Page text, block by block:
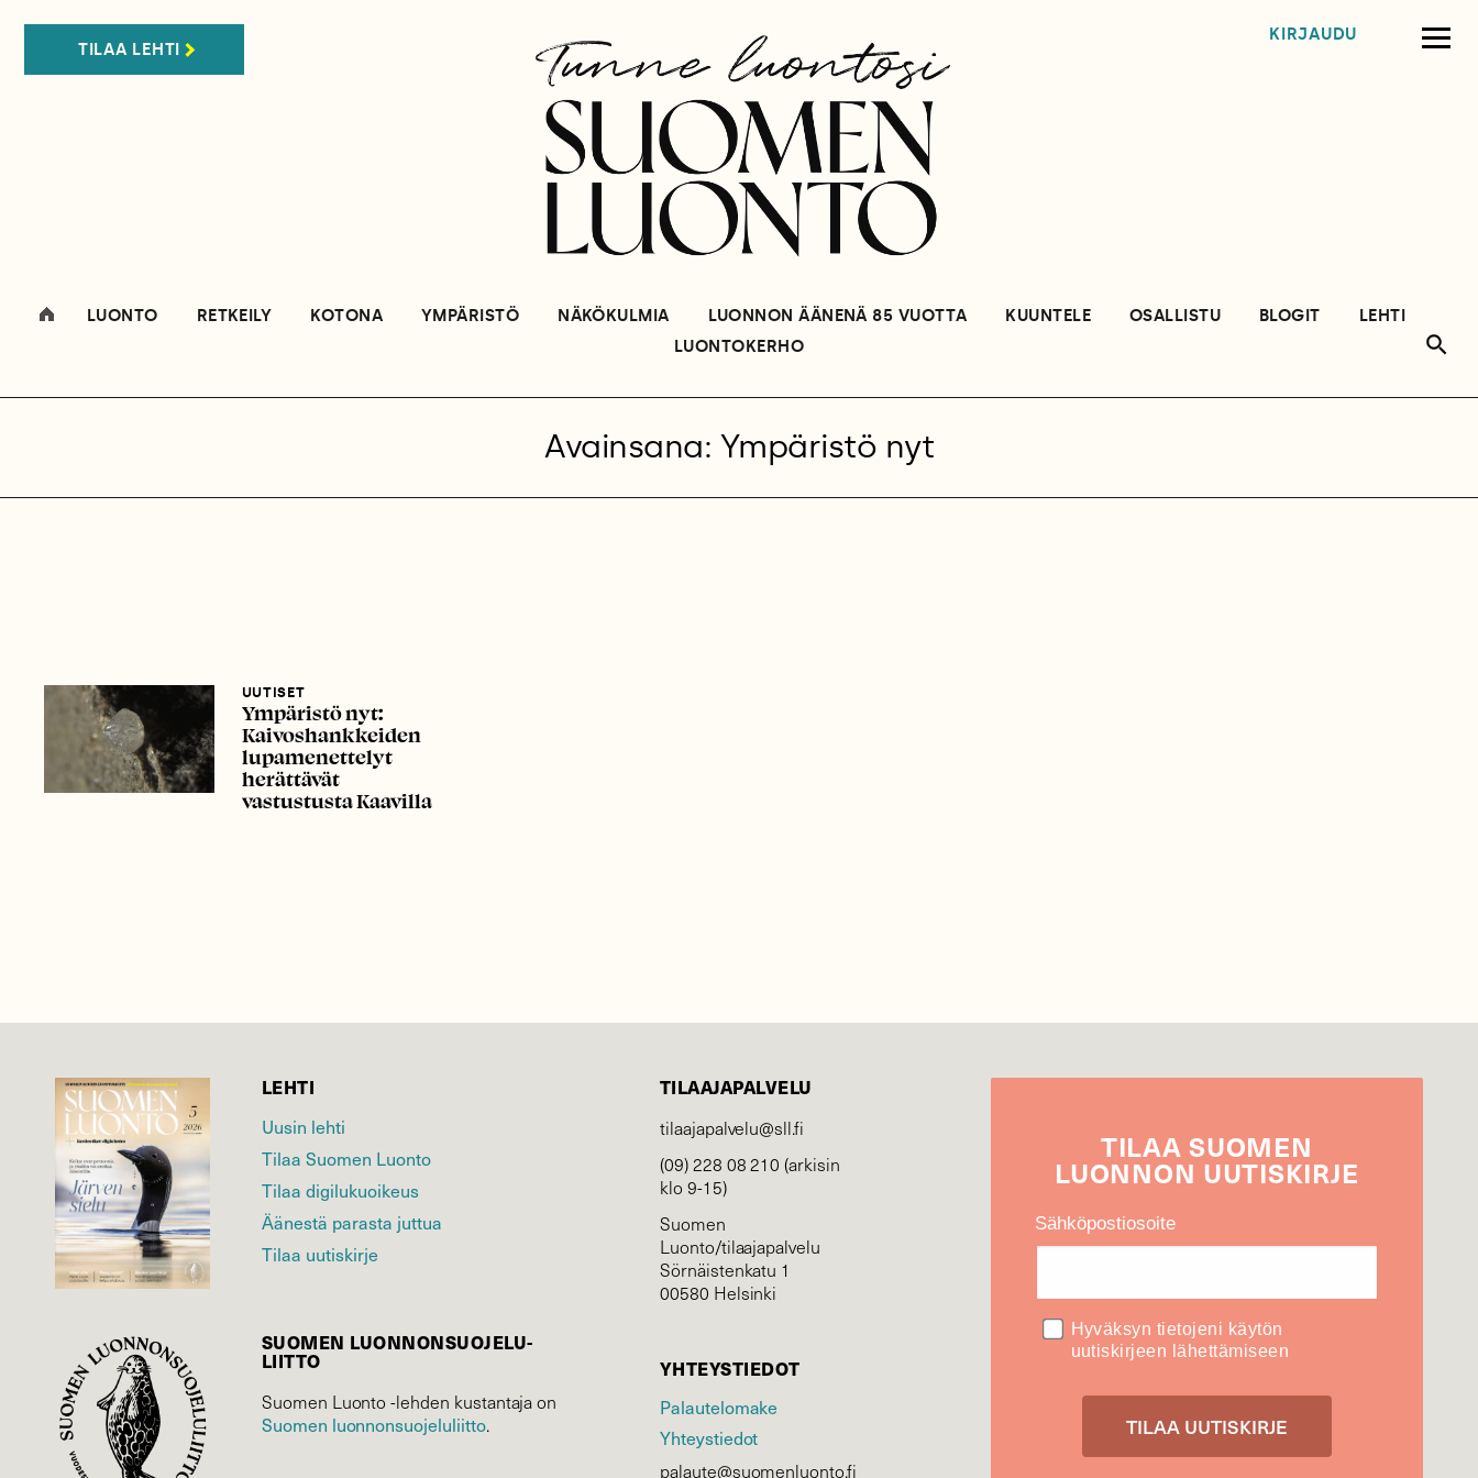
TILAA LEHTI
KIRJAUDU
LUONTO RETKEILY KOTONA YMPÄRISTÖ NÄKÖKULMIA LUONNON ÄÄNENÄ 85 VUOTTA KUUNTELE OSALLISTU BLOGIT
LEHTI
LUONTOKERHO
Avainsana: Ympäristö nyt
UUTISET
Ympäristö nyt:
Kaivoshankkeiden
lupamenettelyt
herättävät
vastustusta Kaavilla
LEHTI
Uusin lehti
Tilaa Suomen Luonto
Tilaa digilukuoikeus
Äänestä parasta juttua
Tilaa uutiskirje
SUOMEN LUONNON­SUOJELU­
LIITTO
Suomen Luonto -lehden kustantaja on
Suomen luonnonsuojelu­liitto.
TILAAJAPALVELU
tilaajapalvelu@sll.fi
(09) 228 08 210 (arkisin
klo 9-15)
Suomen
Luonto/tilaajapalvelu
Sörnäistenkatu 1
00580 Helsinki
YHTEYSTIEDOT
Palautelomake
Yhteystiedot
palaute@suomenluonto.fi
TILAASUOMEN
LUONNON UUTIS­KIRJE
Sähköpostiosoite
Hyväksyn tietojeni käytön
uutiskirjeen lähettämiseen